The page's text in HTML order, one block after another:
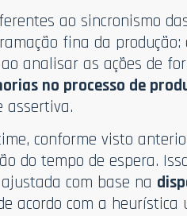
ao sincronismo
fina da produção:
analisar as ações de
no processo de
assertiva.
conforme visto
do tempo de espera.
com base na
acordo com a heurística